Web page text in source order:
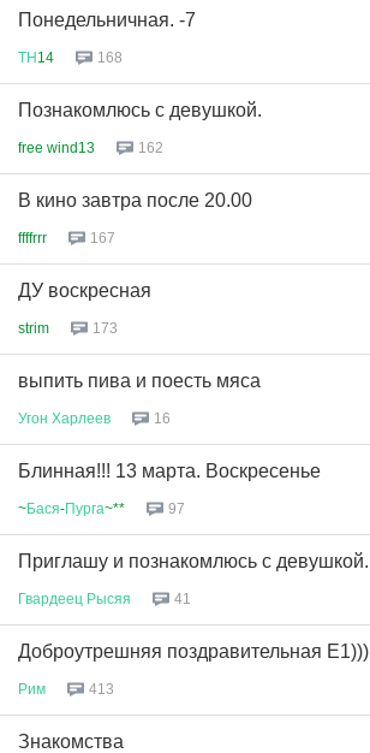
Понедельничная. -7
ТН14 168
Познакомлюсь с девушкой.
free wind13 162
В кино завтра после 20.00
ffffrrr 167
ДУ воскресная
strim 173
выпить пива и поесть мяса
Угон Харлеев 16
Блинная!!! 13 марта. Воскресенье
~Бася-Пурга~** 97
Приглашу и познакомлюсь с девушкой.
Гвардеец Рысяя 41
Доброутрешняя поздравительная Е1)))
Рим 413
Знакомства